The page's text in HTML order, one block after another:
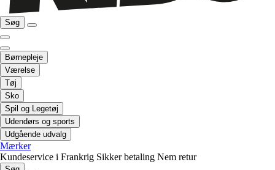
Søg
Børnepleje
Værelse
Tøj
Sko
Spil og Legetøj
Udendørs og sports
Udgående udvalg
Mærker
Kundeservice i Frankrig Sikker betaling Nem retur